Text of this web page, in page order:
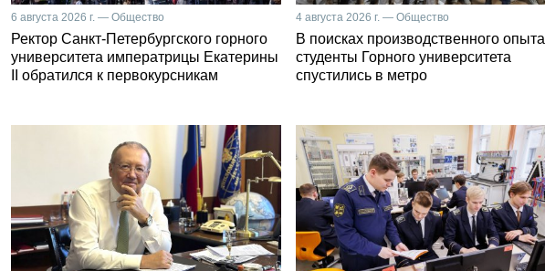
6 августа 2026 г. — Общество
Ректор Санкт-Петербургского горного
университета императрицы Екатерины
II обратился к первокурсникам
4 августа 2026 г. — Общество
В поисках производственного опыта
студенты Горного университета
спустились в метро